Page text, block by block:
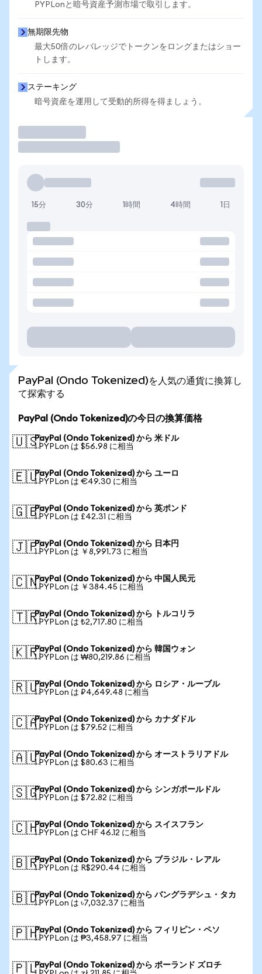
PYPLonと暗号資産予測市場で取引します。
無期限先物
最大50倍のレバレッジでトークンをロングまたはショー
トします。
ステーキング
暗号資産を運用して受動的所得を得ましょう。
15分 30分 1時間 4時間 1日
PayPal (Ondo Tokenized)を人気の通貨に換算し
て探索する
PayPal (Ondo Tokenized)の今日の換算価格
🇺🇸PayPal (Ondo Tokenized) から 米ドル
1 PYPLon は $56.98 に相当
🇪🇺PayPal (Ondo Tokenized) から ユーロ
1 PYPLon は €49.30 に相当
🇬🇧PayPal (Ondo Tokenized) から 英ポンド
1 PYPLon は £42.31 に相当
🇯🇵PayPal (Ondo Tokenized) から 日本円
1 PYPLon は ￥8,991.73 に相当
🇨🇳PayPal (Ondo Tokenized) から 中国人民元
1 PYPLon は ￥384.45 に相当
🇹🇷PayPal (Ondo Tokenized) から トルコリラ
1 PYPLon は ₺2,717.80 に相当
🇰🇷PayPal (Ondo Tokenized) から 韓国ウォン
1 PYPLon は ₩80,219.86 に相当
🇷🇺PayPal (Ondo Tokenized) から ロシア・ルーブル
1 PYPLon は ₽4,649.48 に相当
🇨🇦PayPal (Ondo Tokenized) から カナダドル
1 PYPLon は $79.52 に相当
🇦🇺PayPal (Ondo Tokenized) から オーストラリアドル
1 PYPLon は $80.63 に相当
🇸🇬PayPal (Ondo Tokenized) から シンガポールドル
1 PYPLon は $72.82 に相当
🇨🇭PayPal (Ondo Tokenized) から スイスフラン
1 PYPLon は CHF 46.12 に相当
🇧🇷PayPal (Ondo Tokenized) から ブラジル・レアル
1 PYPLon は R$290.44 に相当
🇧🇩PayPal (Ondo Tokenized) から バングラデシュ・タカ
1 PYPLon は ৳7,032.37 に相当
🇵🇭PayPal (Ondo Tokenized) から フィリピン・ペソ
1 PYPLon は ₱3,458.97 に相当
🇵🇱PayPal (Ondo Tokenized) から ポーランド ズロチ